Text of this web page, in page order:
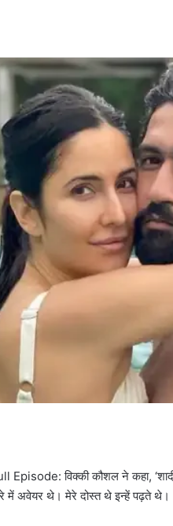
विक्की कौशल ने कहा,
में अवेयर थे। मेरे दोस्त थे इन्हें पढ़ते थे।